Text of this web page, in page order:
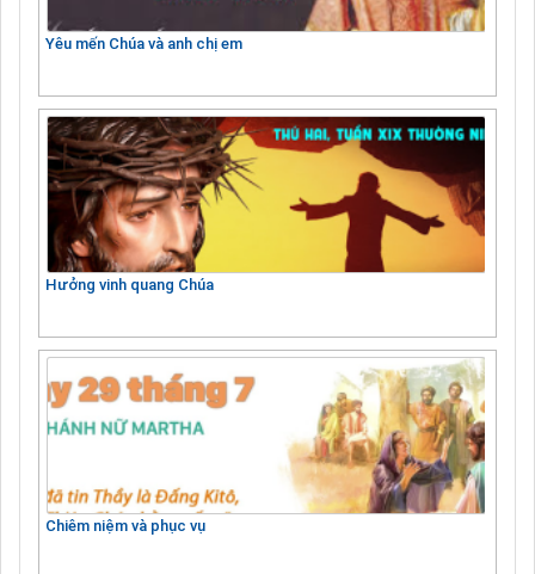
Yêu mến Chúa và anh chị em
Hưởng vinh quang Chúa
Chiêm niệm và phục vụ